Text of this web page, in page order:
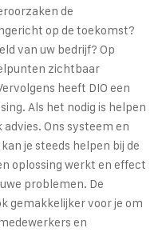
de
op de toekomst?
van uw bedrijf? Op
zichtbaar
heeft DIO een
Als het nodig is helpen
Ons systeem en
je steeds helpen bij de
oplossing werkt en effect
problemen. De
gemakkelijker voor je om
en